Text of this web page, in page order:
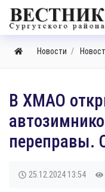
Новости
В ХМАО
переправы.
25.12.2024 13:54